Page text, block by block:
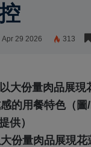
Apr 29 2026 313
份量肉品展現